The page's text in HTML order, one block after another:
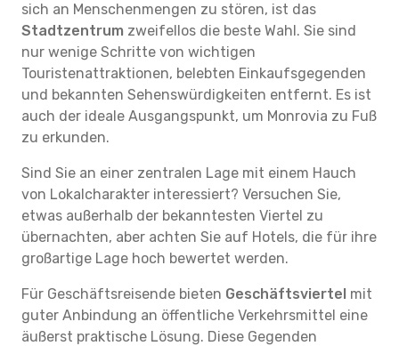
sich an Menschenmengen zu stören, ist das
Stadtzentrum zweifellos die beste Wahl. Sie sind
nur wenige Schritte von wichtigen
Touristenattraktionen, belebten Einkaufsgegenden
und bekannten Sehenswürdigkeiten entfernt. Es ist
auch der ideale Ausgangspunkt, um Monrovia zu Fuß
zu erkunden.
Sind Sie an einer zentralen Lage mit einem Hauch
von Lokalcharakter interessiert? Versuchen Sie,
etwas außerhalb der bekanntesten Viertel zu
übernachten, aber achten Sie auf Hotels, die für ihre
großartige Lage hoch bewertet werden.
Für Geschäftsreisende bieten Geschäftsviertel mit
guter Anbindung an öffentliche Verkehrsmittel eine
äußerst praktische Lösung. Diese Gegenden